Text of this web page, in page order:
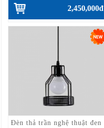
2,450,000đ
Đèn thả trần nghệ thuật đen